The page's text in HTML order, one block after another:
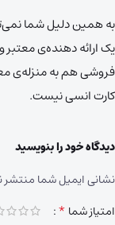
به همین دلیل شما
یک ارائه دهنده‌ی معتبر
فروشی هم به منزله‌ی
کارت انسی نیست.
دیدگاه خود را بنویسید
نشانی ایمیل شما
امتیاز شما *